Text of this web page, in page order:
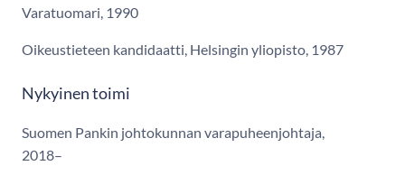
Varatuomari, 1990
Oikeustieteen kandidaatti, Helsingin yliopisto, 1987
Nykyinen toimi
Suomen Pankin johtokunnan varapuheenjohtaja,
2018–